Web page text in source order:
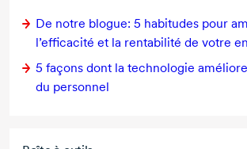
De notre blogue: 5 habitudes pour
l’efficacité et la rentabilité de votre
5 façons dont la technologie
du personnel